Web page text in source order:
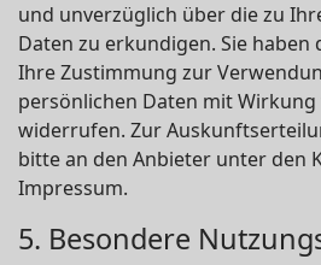
und unverzüglich über die zu
Daten zu erkundigen. Sie haben
Ihre Zustimmung zur
persönlichen Daten mit
widerrufen. Zur
bitte an den Anbieter unter den
Impressum.
5. Besondere